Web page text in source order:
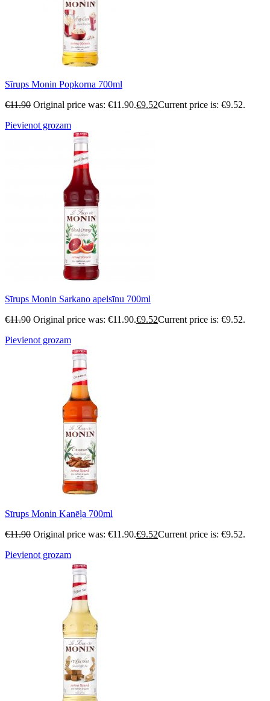
Sīrups Monin Popkorna 700ml
€11.90 Original price was: €11.90.€9.52Current price is: €9.52.
Pievienot grozam
Sīrups Monin Sarkano apelsīnu 700ml
€11.90 Original price was: €11.90.€9.52Current price is: €9.52.
Pievienot grozam
Sīrups Monin Kanēļa 700ml
€11.90 Original price was: €11.90.€9.52Current price is: €9.52.
Pievienot grozam